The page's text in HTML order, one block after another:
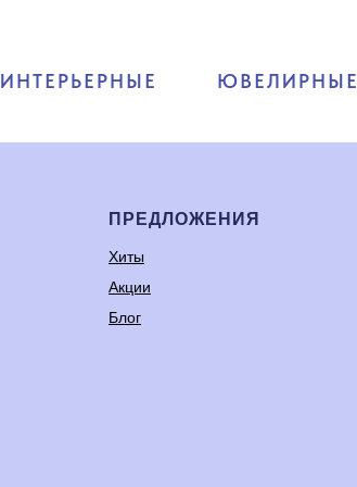
ИНТЕРЬЕРНЫЕ ЮВЕЛИРНЫЕ
ПРЕДЛОЖЕНИЯ
Хиты
Акции
Блог